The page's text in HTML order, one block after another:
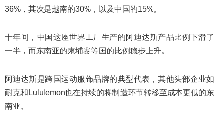
36%，其次是越南的30%，以及中国的15%。
十年间，中国这座世界工厂生产的阿迪达斯产品比例下滑了
一半，而东南亚的柬埔寨等国的比例稳步上升。
阿迪达斯是跨国运动服饰品牌的典型代表，其他头部企业如
耐克和Lululemon也在持续的将制造环节转移至成本更低的东
南亚。